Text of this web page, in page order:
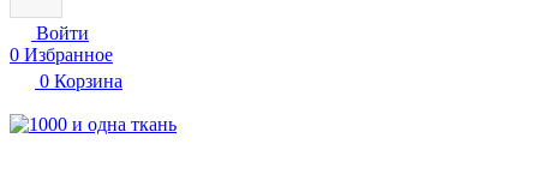
Войти
0 Избранное
0 Корзина